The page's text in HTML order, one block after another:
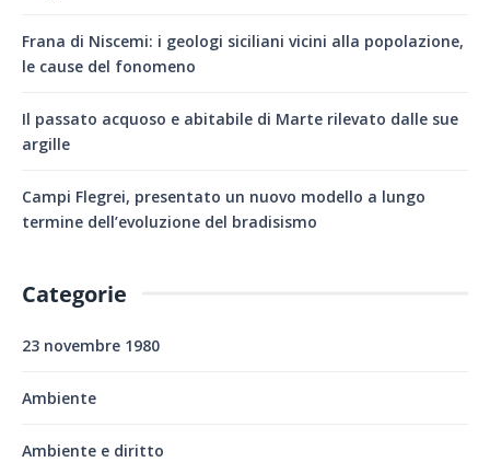
Frana di Niscemi: i geologi siciliani vicini alla popolazione,
le cause del fonomeno
Il passato acquoso e abitabile di Marte rilevato dalle sue
argille
Campi Flegrei, presentato un nuovo modello a lungo
termine dell’evoluzione del bradisismo
Categorie
23 novembre 1980
Ambiente
Ambiente e diritto